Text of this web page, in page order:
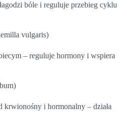
bóle i reguluje przebieg cyklu
vulgaris)
– reguluje hormony i wspiera
krwionośny i hormonalny – działa